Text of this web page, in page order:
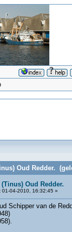
Oud Redder.
Oud Redder.
01-04-2010, 16:32:45 »
Schipper van de